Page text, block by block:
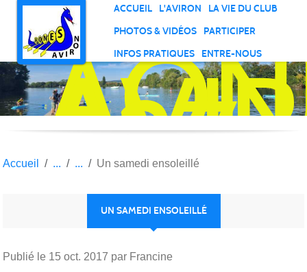
ACCUEIL L'AVIRON
LA VIE DU CLUB
PHOTOS & VIDÉOS
PARTICIPER
INFOS PRATIQUES
ENTRE-NOUS
27
Accueil Un samedi ensoleillé
UN SAMEDI ENSOLEILLÉ
Publié le 15 oct. 2017 par Francine
Panneau de gestion des cookies